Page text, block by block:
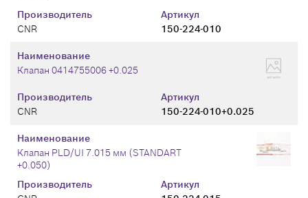
Производитель
CNR
Артикул
150-224-010
Производитель
CNR
Артикул
150-224-010+0.025
Наименование
Клапан 0414755006 +0.025
Производитель
Артикул
Наименование
Клапан PLD/UI 7.015 мм (STANDART
+0.050)